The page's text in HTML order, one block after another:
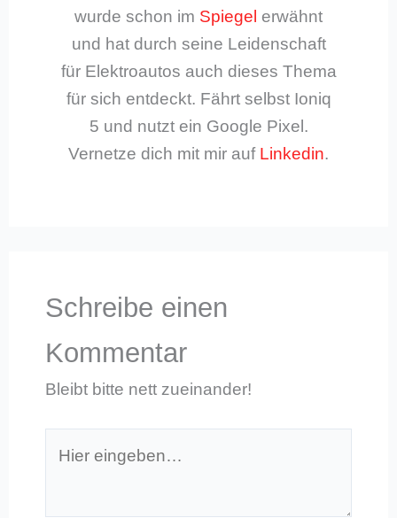
wurde schon im Spiegel erwähnt
und hat durch seine Leidenschaft
für Elektroautos auch dieses Thema
für sich entdeckt. Fährt selbst Ioniq
5 und nutzt ein Google Pixel.
Vernetze dich mit mir auf Linkedin.
Schreibe einen
Kommentar
Bleibt bitte nett zueinander!
eingeben…